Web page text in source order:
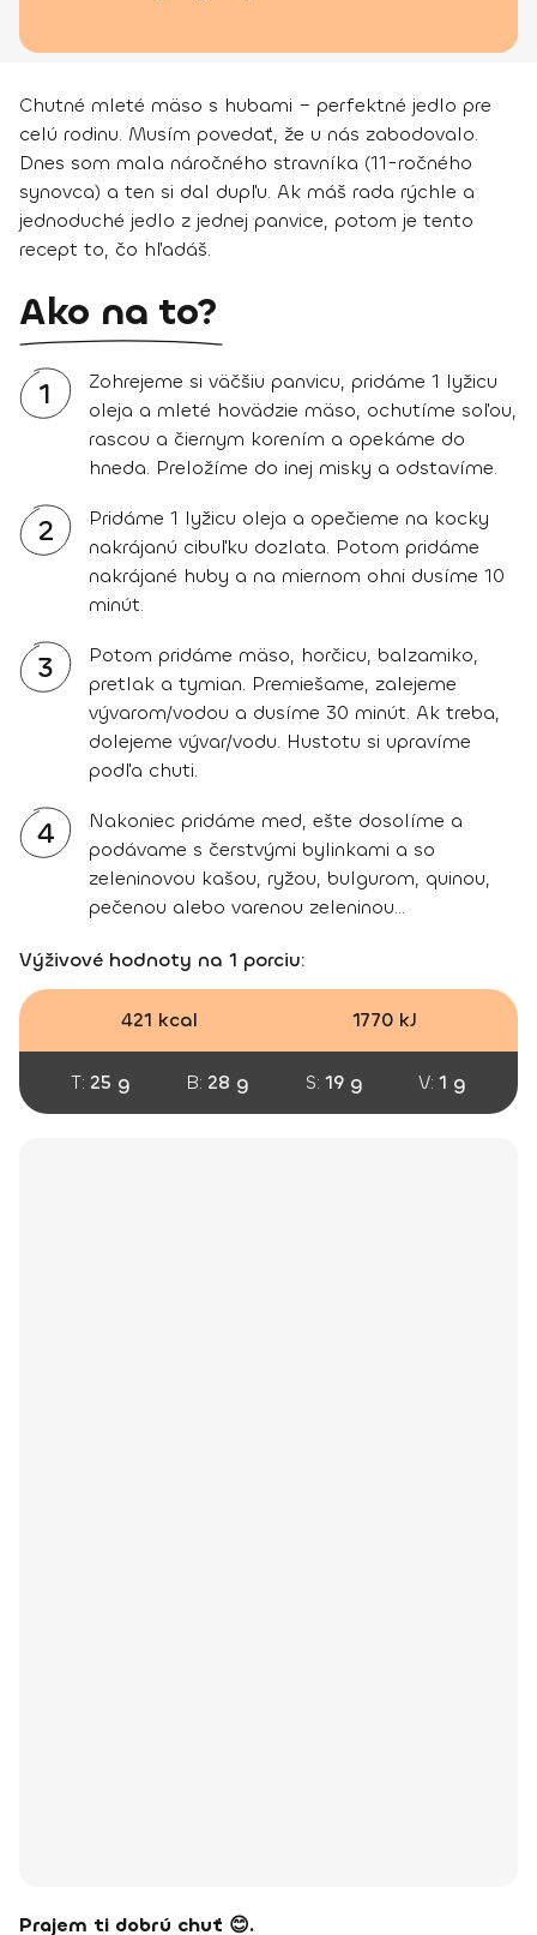
Chutné mleté mäso s hubami – perfektné jedlo pre
celú rodinu. Musím povedať, že u nás zabodovalo.
Dnes som mala náročného stravníka (11-ročného
synovca) a ten si dal dupľu. Ak máš rada rýchle a
jednoduché jedlo z jednej panvice, potom je tento
recept to, čo hľadáš.
Ako na to?
1
Zohrejeme si väčšiu panvicu, pridáme 1 lyžicu
oleja a mleté hovädzie mäso, ochutíme soľou,
rascou a čiernym korením a opekáme do
hneda. Preložíme do inej misky a odstavíme.
2
Pridáme 1 lyžicu oleja a opečieme na kocky
nakrájanú cibuľku dozlata. Potom pridáme
nakrájané huby a na miernom ohni dusíme 10
minút.
3
Potom pridáme mäso, horčicu, balzamiko,
pretlak a tymian. Premiešame, zalejeme
vývarom/vodou a dusíme 30 minút. Ak treba,
dolejeme vývar/vodu. Hustotu si upravíme
podľa chuti.
4
Nakoniec pridáme med, ešte dosolíme a
podávame s čerstvými bylinkami a so
zeleninovou kašou, ryžou, bulgurom, quinou,
pečenou alebo varenou zeleninou...
Výživové hodnoty na 1 porciu:
421 kcal 1770 kJ
T: 25 g B: 28 g S: 19 g V: 1 g
Prajem ti dobrú chuť 😊.